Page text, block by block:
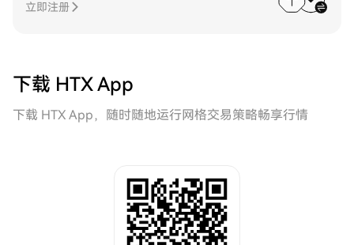
立即注册
下载 HTX App
下载 HTX App，随时随地运行网格交易策略畅享行情